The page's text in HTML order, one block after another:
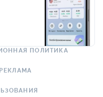
ПОЛИТИКА
РЕКЛАМА